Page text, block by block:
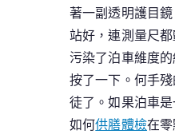
著一副透明護目
站好，連測量尺
污染了泊車維度
按了一下。何手
徒了。如果泊車
如何供膳體檢在